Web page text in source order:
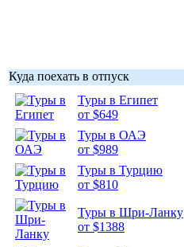
Куда поехать в отпуск
Туры в Египет
от $649
Туры в ОАЭ
от $989
Туры в Турцию
от $810
Туры в Шри-Ланку
от $1388